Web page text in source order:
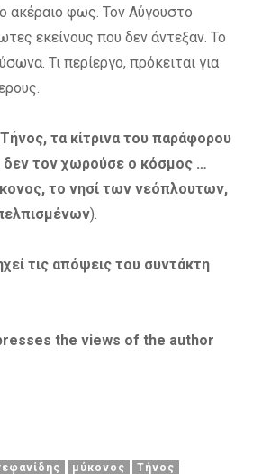
ακέραιο φως. Τον Αύγουστο
εκείνους που δεν άντεξαν. Το
Τι περίεργο, πρόκειται για
τα κίτρινα του παράφορου
τον χωρούσε ο κόσμος …
το νησί των νεόπλουτων,
).
τις απόψεις του συντάκτη
the views of the author
μύκονος Τήνος